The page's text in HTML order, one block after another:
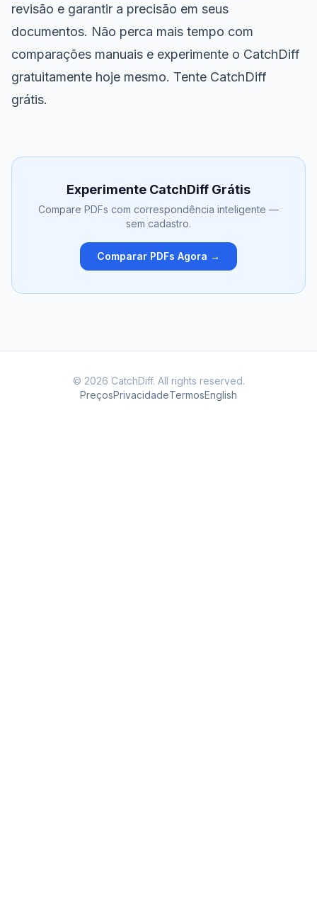
revisão e garantir a precisão em seus
documentos. Não perca mais tempo com
comparações manuais e experimente o CatchDiff
gratuitamente hoje mesmo. Tente CatchDiff
grátis.
Experimente CatchDiff Grátis
Compare PDFs com correspondência inteligente —
sem cadastro.
Comparar PDFs Agora →
© 2026 CatchDiff. All rights reserved.
PreçosPrivacidadeTermosEnglish